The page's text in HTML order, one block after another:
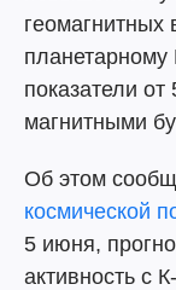
планетарному
показатели
магнитными
Об этом
космической
5 июня,
активность с